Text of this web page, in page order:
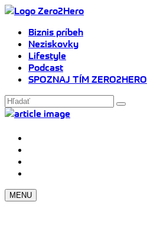
Biznis príbeh
Neziskovky
Lifestyle
Podcast
SPOZNAJ TÍM ZERO2HERO
MENU